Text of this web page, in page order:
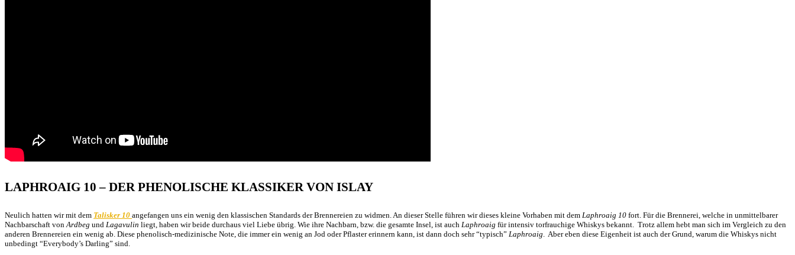
LAPHROAIG 10 – DER PHENOLISCHE KLASSIKER VON ISLAY
Neulich hatten wir mit dem Talisker 10 angefangen uns ein wenig den klassischen Standards der Brennereien zu widmen. An dieser Stelle führen wir dieses kleine Vorhaben mit dem Laphroaig 10 fort. Für die Brennerei, welche in unmittelbarer
Nachbarschaft von Ardbeg und Lagavulin liegt, haben wir beide durchaus viel Liebe übrig. Wie ihre Nachbarn, bzw. die gesamte Insel, ist auch Laphroaig für intensiv torfrauchige Whiskys bekannt. Trotz allem hebt man sich im Vergleich zu den
anderen Brennereien ein wenig ab. Diese phenolisch-medizinische Note, die immer ein wenig an Jod oder Pflaster erinnern kann, ist dann doch sehr “typisch” Laphroaig . Aber eben diese Eigenheit ist auch der Grund, warum die Whiskys nicht
unbedingt “Everybody’s Darling” sind.